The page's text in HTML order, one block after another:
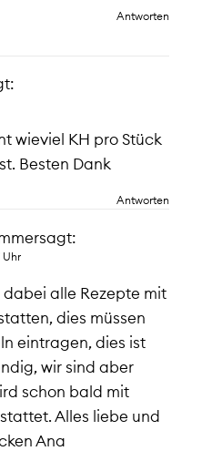
Antworten
wieviel KH pro Stück
Besten Dank
Antworten
sagt:
Uhr
dabei alle Rezepte mit
dies müssen
eintragen, dies ist
wir sind aber
schon bald mit
Alles liebe und
Ana